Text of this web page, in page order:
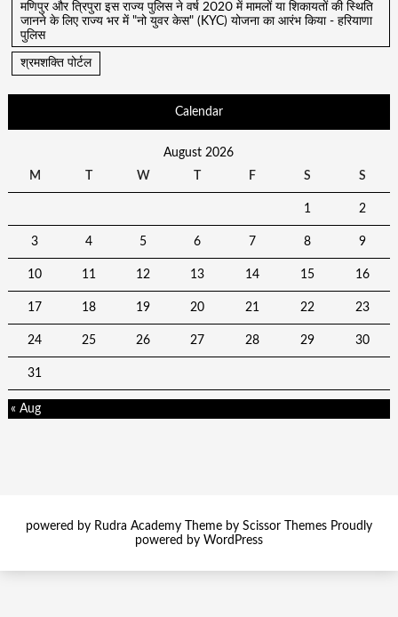
मणिपुर और त्रिपुरा इस राज्य पुलिस ने वर्ष 2020 में मामलों या शिकायतों की स्थिति
जानने के लिए राज्य भर में "नो युवर केस" (KYC) योजना का आरंभ किया - हरियाणा
पुलिस
श्रमशक्ति पोर्टल
Calendar
August 2026
M
W F S S
1 2
3 4 5 6 7 8 9
10 11 12 13 14 15 16
17 18 19 20 21 22 23
24 25 26 27 28 29 30
31
« Aug
powered by Rudra Academy Theme by Scissor Themes Proudly
powered by WordPress